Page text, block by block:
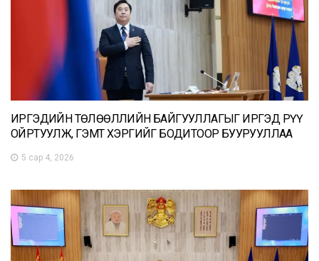
ИРГЭДИЙН ТӨЛӨӨЛЛИЙН БАЙГУУЛЛАГЫГ ИРГЭД РҮҮ
ОЙРТУУЛЖ, ГЭМТ ХЭРГИЙГ БОДИТООР БУУРУУЛЛАА
5 сар 4, 2026